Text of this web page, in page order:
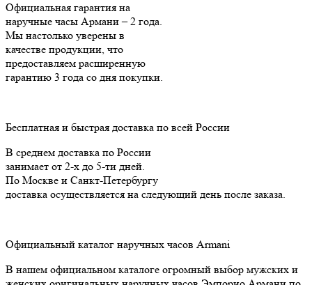
Официальная гарантия на
наручные часы Армани – 2 года.
Мы настолько уверены в
качестве продукции, что
предоставляем расширенную
гарантию 3 года cо дня покупки.
Бесплатная и быстрая доставка по всей России
В среднем доставка по России
занимает от 2-х до 5-ти дней.
По Москве и Санкт-Петербургу
доставка осуществляется на следующий день после заказа.
Официальный каталог наручных часов Armani
В нашем официальном каталоге огромный выбор мужских и